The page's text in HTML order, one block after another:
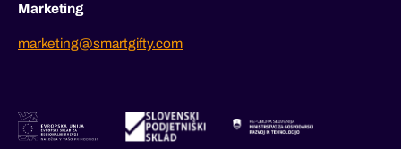
Marketing
marketing@smartgifty.com